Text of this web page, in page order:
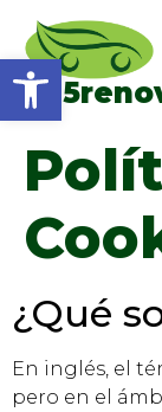
Open toolbar
¿Qué
En inglés, el
pero en el